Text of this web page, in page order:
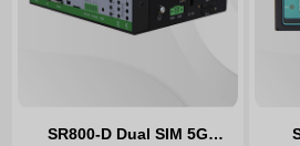
SR800-D Dual SIM 5G